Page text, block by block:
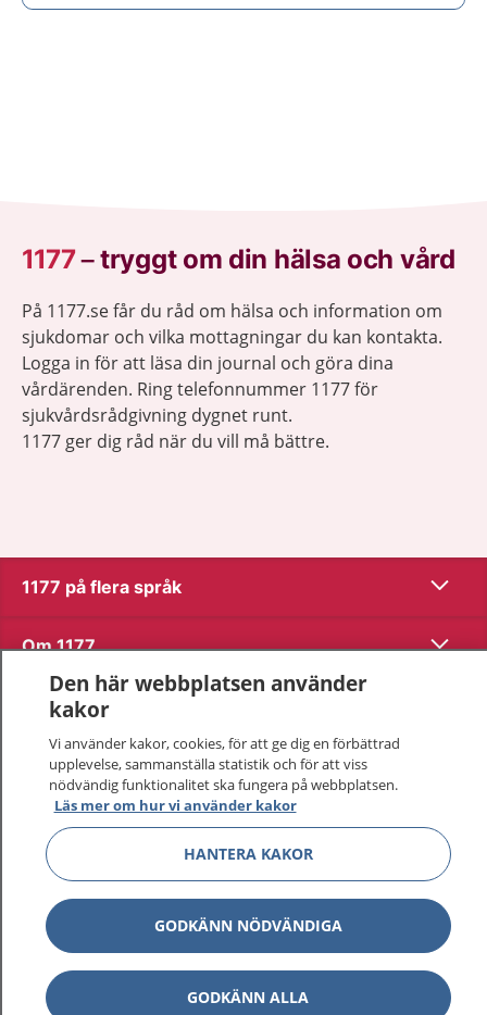
1177–tryggt om din hälsa och vård
På 1177.se får du råd om hälsa och information om
sjukdomar och vilka mottagningar du kan kontakta.
Logga in för att läsa din journal och göra dina
vårdärenden. Ring telefonnummer 1177 för
sjukvårdsrådgivning dygnet runt.
1177 ger dig råd när du vill må bättre.
1177 på flera språk Visa
Om 1177 Visa
Kontakt
Behandling av personuppgifter
Hantering av kakor
Inställningar för kakor
1177 – en tjänst frånInera.
Den här webbplatsen använder
kakor
Vi använder kakor, cookies, för att ge dig en förbättrad
upplevelse, sammanställa statistik och för att viss
nödvändig funktionalitet ska fungera på webbplatsen.
Läs mer om hur vi använder kakor
HANTERA KAKOR
GODKÄNN NÖDVÄNDIGA
GODKÄNN ALLA